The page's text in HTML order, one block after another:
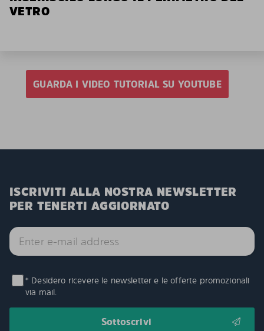
VETRO
GUARDA I VIDEO TUTORIAL SU YOUTUBE
ISCRIVITI ALLA NOSTRA NEWSLETTER
PER TENERTI AGGIORNATO
* Desidero ricevere le newsletter e le offerte promozionali
via mail.